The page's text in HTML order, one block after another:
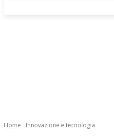
Home Innovazione e tecnologia